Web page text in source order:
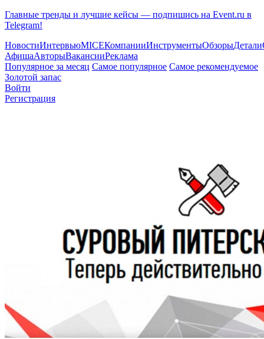
Главные тренды и лучшие кейсы — подпишись на Event.ru в
Telegram!
НовостиИнтервьюMICEКомпанииИнструментыОбзорыДетали
АфишаАвторыВакансииРеклама
Популярное за месяц Самое популярное Самое рекомендуемое
Золотой запас
Войти
Регистрация